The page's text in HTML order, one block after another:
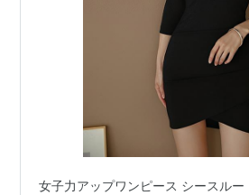
女子力アップワンピース シースルー